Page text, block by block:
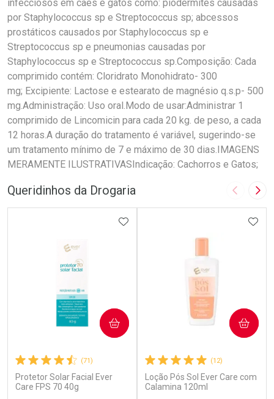
infecciosos em cães e gatos como: piodermites causadas
por Staphylococcus sp e Streptococcus sp; abcessos
prostáticos causados por Staphylococcus sp e
Streptococcus sp e pneumonias causadas por
Staphylococcus sp e Streptococcus sp.Composição: Cada
comprimido contém: Cloridrato Monohidrato- 300
mg; Excipiente: Lactose e estearato de magnésio q.s.p- 500
mg.Administração: Uso oral.Modo de usar:Administrar 1
comprimido de Lincomicin para cada 20 kg. de peso, a cada
12 horas.A duração do tratamento é variável, sugerindo-se
um tratamento mínimo de 7 e máximo de 30 dias.IMAGENS
MERAMENTE ILUSTRATIVASIndicação: Cachorros e Gatos;
Queridinhos da Drogaria Imagem
(71)
Protetor Solar Facial Ever
Care FPS 70 40g
ADICIONAR AOS FAVORITOS
COMPRAR
(12)
Loção Pós Sol Ever Care com
Calamina 120ml
COMPRAR